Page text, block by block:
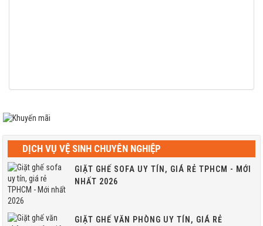
DỊCH VỤ VỆ SINH CHUYÊN NGHIỆP
GIẶT GHẾ SOFA UY TÍN, GIÁ RẺ TPHCM - MỚI
NHẤT 2026
GIẶT GHẾ VĂN PHÒNG UY TÍN, GIÁ RẺ